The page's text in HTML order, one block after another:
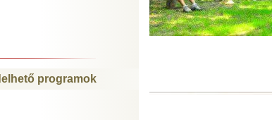
programok